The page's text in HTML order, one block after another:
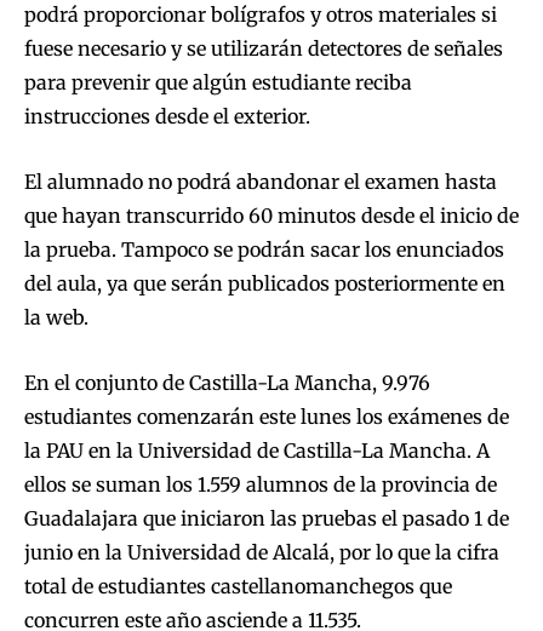
podrá proporcionar bolígrafos y otros materiales si
fuese necesario y se utilizarán detectores de señales
para prevenir que algún estudiante reciba
instrucciones desde el exterior.
El alumnado no podrá abandonar el examen hasta
que hayan transcurrido 60 minutos desde el inicio de
la prueba. Tampoco se podrán sacar los enunciados
del aula, ya que serán publicados posteriormente en
la web.
En el conjunto de Castilla-La Mancha, 9.976
estudiantes comenzarán este lunes los exámenes de
la PAU en la Universidad de Castilla-La Mancha. A
ellos se suman los 1.559 alumnos de la provincia de
Guadalajara que iniciaron las pruebas el pasado 1 de
junio en la Universidad de Alcalá, por lo que la cifra
total de estudiantes castellanomanchegos que
concurren este año asciende a 11.535.